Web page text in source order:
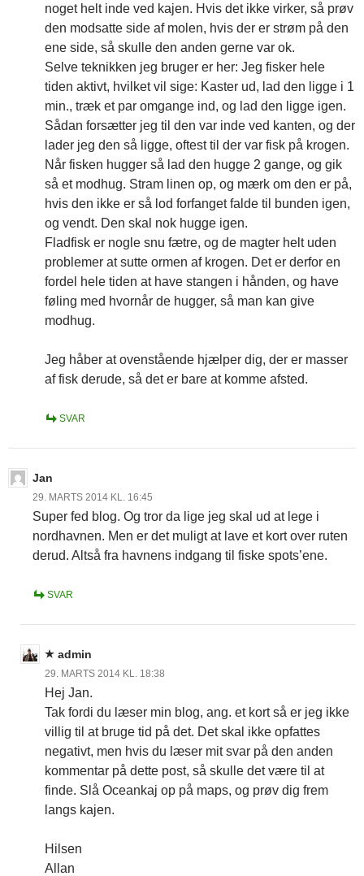
noget helt inde ved kajen. Hvis det ikke virker, så prøv
den modsatte side af molen, hvis der er strøm på den
ene side, så skulle den anden gerne var ok.
Selve teknikken jeg bruger er her: Jeg fisker hele
tiden aktivt, hvilket vil sige: Kaster ud, lad den ligge i 1
min., træk et par omgange ind, og lad den ligge igen.
Sådan forsætter jeg til den var inde ved kanten, og der
lader jeg den så ligge, oftest til der var fisk på krogen.
Når fisken hugger så lad den hugge 2 gange, og gik
så et modhug. Stram linen op, og mærk om den er på,
hvis den ikke er så lod forfanget falde til bunden igen,
og vendt. Den skal nok hugge igen.
Fladfisk er nogle snu fætre, og de magter helt uden
problemer at sutte ormen af krogen. Det er derfor en
fordel hele tiden at have stangen i hånden, og have
føling med hvornår de hugger, så man kan give
modhug.
Jeg håber at ovenstående hjælper dig, der er masser
af fisk derude, så det er bare at komme afsted.
SVAR
Jan
29. MARTS 2014 KL. 16:45
Super fed blog. Og tror da lige jeg skal ud at lege i
nordhavnen. Men er det muligt at lave et kort over ruten
derud. Altså fra havnens indgang til fiske spots’ene.
SVAR
admin
29. MARTS 2014 KL. 18:38
Hej Jan.
Tak fordi du læser min blog, ang. et kort så er jeg ikke
villig til at bruge tid på det. Det skal ikke opfattes
negativt, men hvis du læser mit svar på den anden
kommentar på dette post, så skulle det være til at
finde. Slå Oceankaj op på maps, og prøv dig frem
langs kajen.
Hilsen
Allan